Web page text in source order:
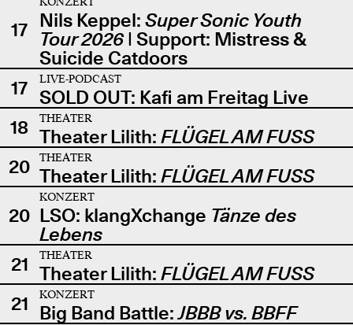
17 Nils Keppel: Super Sonic Youth
Tour 2026| Support: Mistress &
Suicide Catdoors
17
LIVE-PODCAST
SOLD OUT: Kafi am Freitag Live
18
THEATER
Theater Lilith: FLÜGEL AM FUSS
20
THEATER
Theater Lilith: FLÜGEL AM FUSS
20
KONZERT
LSO: klangXchange Tänze des
Lebens
21
THEATER
Theater Lilith: FLÜGEL AM FUSS
21
KONZERT
Big Band Battle:JBBB vs. BBFF